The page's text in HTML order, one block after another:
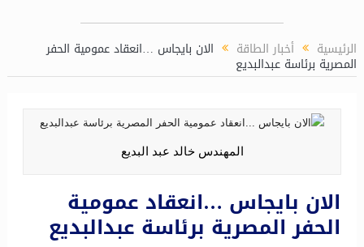
الرئيسية أخبار الطاقة الان بايجاس …انعقاد عمومية الحفر
المصرية برئاسة عبدالبديع
المهندس خالد عبد البديع
الان بايجاس …انعقاد عمومية
الحفر المصرية برئاسة عبدالبديع